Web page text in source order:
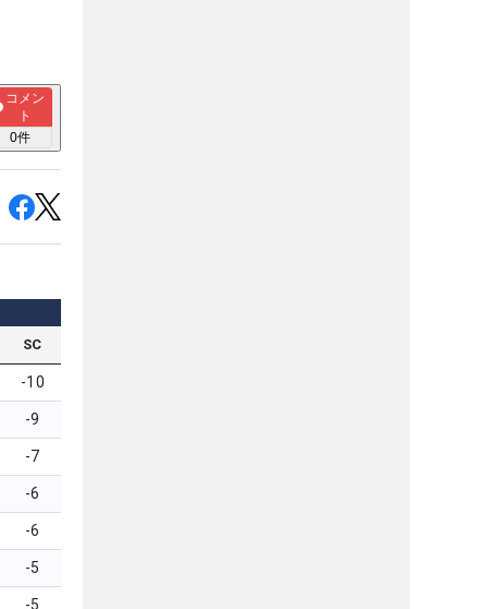
コメン
ト
0件
SC
-10
-9
-7
-6
-6
-5
-5